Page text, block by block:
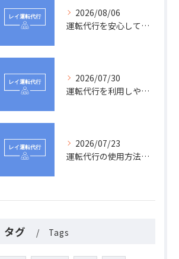
2026/08/06
運転代行を安心して利用できるサービス選びと福岡県の料金・信頼性ガイド
2026/07/30
運転代行を利用しやすい業者選びと安く安全に帰宅するポイント
2026/07/23
運転代行の使用方法と福岡県で安全に利用する具体的な流れ
タグ Tags